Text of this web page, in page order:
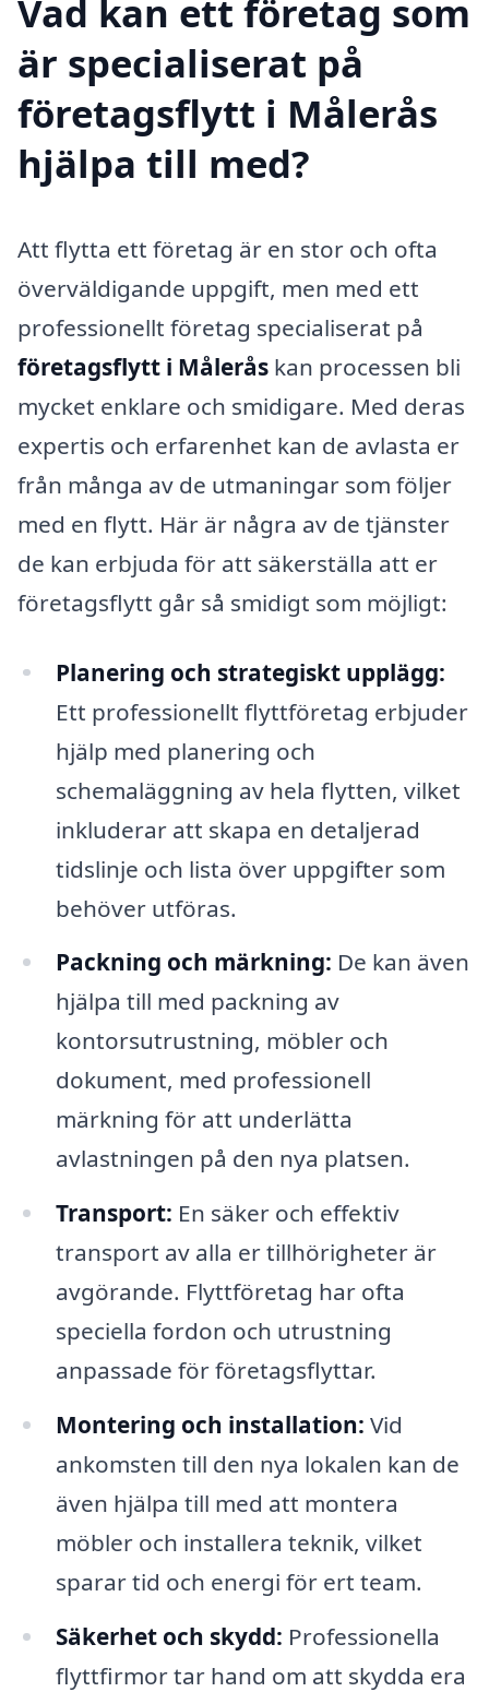
Vad kan ett företag som
är specialiserat på
företagsflytt i Målerås
hjälpa till med?
Att flytta ett företag är en stor och ofta
överväldigande uppgift, men med ett
professionellt företag specialiserat på
företagsflytt i Målerås kan processen bli
mycket enklare och smidigare. Med deras
expertis och erfarenhet kan de avlasta er
från många av de utmaningar som följer
med en flytt. Här är några av de tjänster
de kan erbjuda för att säkerställa att er
företagsflytt går så smidigt som möjligt:
Planering och strategiskt upplägg:
Ett professionellt flyttföretag erbjuder
hjälp med planering och
schemaläggning av hela flytten, vilket
inkluderar att skapa en detaljerad
tidslinje och lista över uppgifter som
behöver utföras.
Packning och märkning: De kan även
hjälpa till med packning av
kontorsutrustning, möbler och
dokument, med professionell
märkning för att underlätta
avlastningen på den nya platsen.
Transport: En säker och effektiv
transport av alla er tillhörigheter är
avgörande. Flyttföretag har ofta
speciella fordon och utrustning
anpassade för företagsflyttar.
Montering och installation: Vid
ankomsten till den nya lokalen kan de
även hjälpa till med att montera
möbler och installera teknik, vilket
sparar tid och energi för ert team.
Säkerhet och skydd: Professionella
flyttfirmor tar hand om att skydda era